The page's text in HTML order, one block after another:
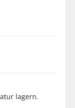
lagern.